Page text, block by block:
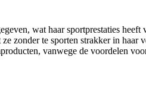
wat haar sportprestaties heeft
zonder te sporten strakker in haar
vanwege de voordelen